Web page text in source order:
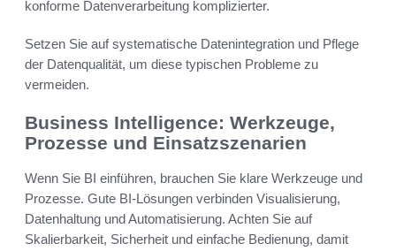
konforme Datenverarbeitung komplizierter.
Setzen Sie auf systematische Datenintegration und Pflege
der Datenqualität, um diese typischen Probleme zu
vermeiden.
Business Intelligence: Werkzeuge,
Prozesse und Einsatzszenarien
Wenn Sie BI einführen, brauchen Sie klare Werkzeuge und
Prozesse. Gute BI-Lösungen verbinden Visualisierung,
Datenhaltung und Automatisierung. Achten Sie auf
Skalierbarkeit, Sicherheit und einfache Bedienung, damit